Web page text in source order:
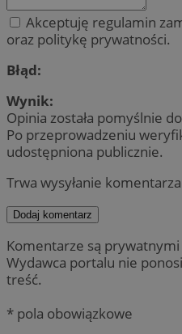
Akceptuję regulamin
oraz politykę prywatności.
Błąd:
Wynik:
Opinia została pomyślnie
Po przeprowadzeniu
udostępniona publicznie.
Trwa wysyłanie
Dodaj komentarz
Komentarze są
Wydawca portalu nie
treść.
* pola obowiązkowe